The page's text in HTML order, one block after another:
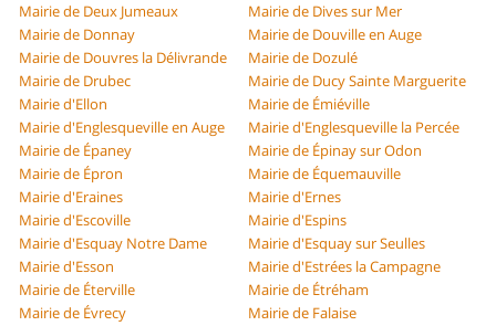
Mairie de Deux Jumeaux
Mairie de Dives sur Mer
Mairie de Donnay
Mairie de Douville en Auge
Mairie de Douvres la Délivrande
Mairie de Dozulé
Mairie de Drubec
Mairie de Ducy Sainte Marguerite
Mairie d'Ellon
Mairie de Émiéville
Mairie d'Englesqueville en Auge
Mairie d'Englesqueville la Percée
Mairie de Épaney
Mairie de Épinay sur Odon
Mairie de Épron
Mairie de Équemauville
Mairie d'Eraines
Mairie d'Ernes
Mairie d'Escoville
Mairie d'Espins
Mairie d'Esquay Notre Dame
Mairie d'Esquay sur Seulles
Mairie d'Esson
Mairie d'Estrées la Campagne
Mairie de Éterville
Mairie de Étréham
Mairie de Évrecy
Mairie de Falaise